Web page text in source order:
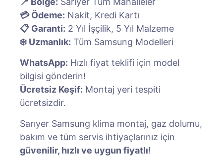
💳 Ödeme: Nakit, Kredi Kartı
📋 Garanti: 2 Yıl İşçilik, 5 Yıl Malzeme
❄️ Uzmanlık: Tüm Samsung Modelleri
WhatsApp: Hızlı fiyat teklifi için model
bilgisi gönderin!
Ücretsiz Keşif: Montaj yeri tespiti
ücretsizdir.
Sarıyer Samsung klima montaj, gaz dolumu,
bakım ve tüm servis ihtiyaçlarınız için
güvenilir, hızlı ve uygun fiyatlı!